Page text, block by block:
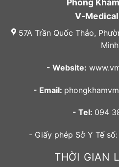
Phòng
V-
57A Trần Quốc Thảo,
Minh
- Website:
- Email:
- Tel: 094
- Giấy phép Sở Y Tế
THỜI GIAN